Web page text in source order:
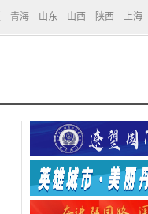
青海 山东 山西 陕西 上海